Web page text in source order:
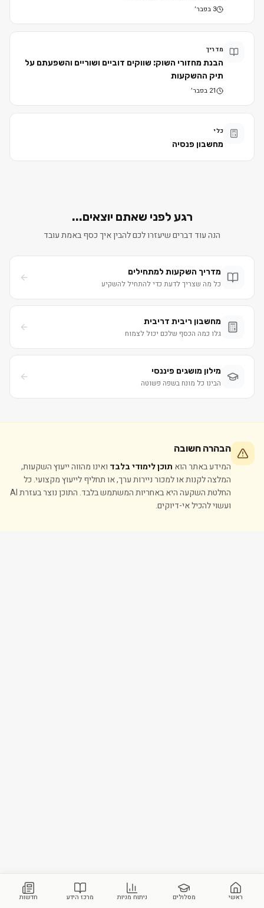
3 בפבר׳
מדריך
הבנת מחזורי השוק: שווקים דוביים ושוריים והשפעתם על
תיק ההשקעות
21 בפבר׳
כלי
מחשבון פנסיה
רגע לפני שאתם יוצאים...
הנה עוד דברים שיעזרו לכם להבין איך כסף באמת עובד
מדריך השקעות למתחילים
כל מה שצריך לדעת כדי להתחיל להשקיע
מחשבון ריבית דריבית
גלו כמה הכסף שלכם יכול לצמוח
מילון מושגים פיננסי
הבינו כל מונח בשפה פשוטה
הבהרה חשובה
המידע באתר הוא תוכן לימודי בלבד ואינו מהווה ייעוץ השקעות,
המלצה לקנות או למכור ניירות ערך, או תחליף לייעוץ מקצועי. כל
החלטת השקעה היא באחריות המשתמש בלבד. התוכן נוצר בעזרת AI
ועשוי להכיל אי-דיוקים.
ראשי מסלולים ניתוח מניות מרכז הידע חדשות